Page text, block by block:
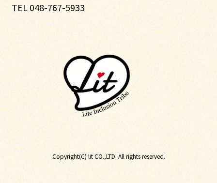
TEL 048-767-5933
Copyright(C) lit CO.,LTD. All rights reserved.